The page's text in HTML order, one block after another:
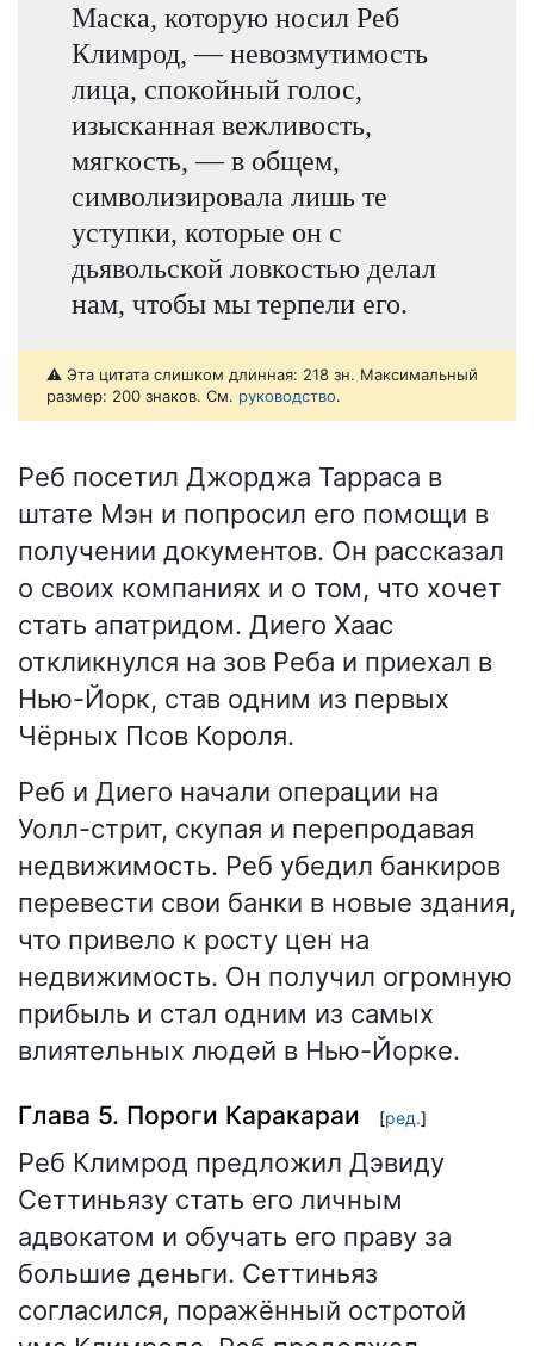
Маска, которую носил Реб
Климрод, — невозмутимость
лица, спокойный голос,
изысканная вежливость,
мягкость, — в общем,
символизировала лишь те
уступки, которые он с
дьявольской ловкостью делал
нам, чтобы мы терпели его.
⚠️ Эта цитата слишком длинная: 218 зн. Максимальный
размер: 200 знаков. См. руководство.
Реб посетил Джорджа Тарраса в
штате Мэн и попросил его помощи в
получении документов. Он рассказал
о своих компаниях и о том, что хочет
стать апатридом. Диего Хаас
откликнулся на зов Реба и приехал в
Нью-Йорк, став одним из первых
Чёрных Псов Короля.
Реб и Диего начали операции на
Уолл-стрит, скупая и перепродавая
недвижимость. Реб убедил банкиров
перевести свои банки в новые здания,
что привело к росту цен на
недвижимость. Он получил огромную
прибыль и стал одним из самых
влиятельных людей в Нью-Йорке.
Глава 5. Пороги Каракараи [ред.]
Реб Климрод предложил Дэвиду
Сеттиньязу стать его личным
адвокатом и обучать его праву за
большие деньги. Сеттиньяз
согласился, поражённый остротой